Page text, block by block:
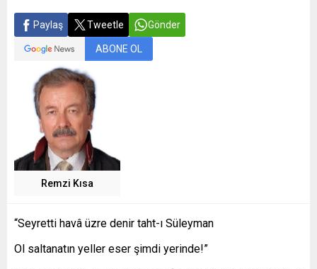
Paylaş Tweetle Gönder
ABONE OL
Remzi Kısa
“Seyretti havâ üzre denir taht-ı Süleyman
Ol saltanatın yeller eser şimdi yerinde!”